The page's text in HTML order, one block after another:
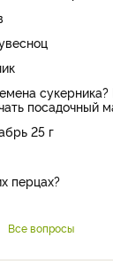
сукерника?
посадочный
25 г
перцах?
Все вопросы